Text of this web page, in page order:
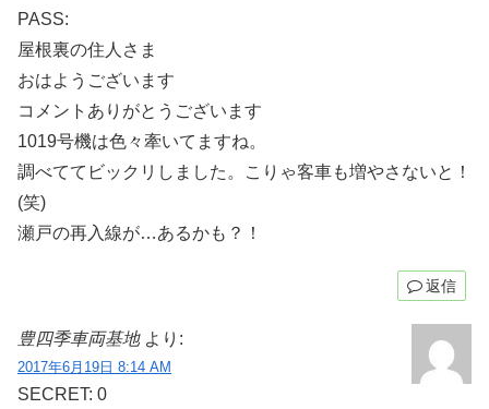
PASS:
屋根裏の住人さま
おはようございます
コメントありがとうございます
1019号機は色々牽いてますね。
調べててビックリしました。こりゃ客車も増やさないと！
(笑)
瀬戸の再入線が…あるかも？！
返信
豊四季車両基地 より:
2017年6月19日 8:14 AM
SECRET: 0